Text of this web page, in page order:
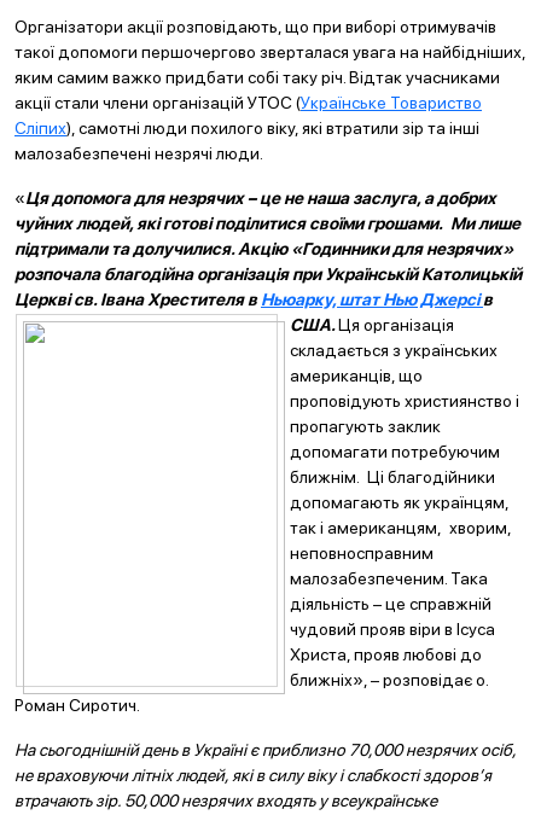
Організатори акції розповідають, що при виборі отримувачів
такої допомоги першочергово зверталася увага на найбідніших,
яким самим важко придбати собі таку річ. Відтак учасниками
акції стали члени організацій УТОС (Українське Товариство
Сліпих), самотні люди похилого віку, які втратили зір та інші
малозабезпечені незрячі люди.
«Ця допомога для незрячих – це не наша заслуга, а добрих
чуйних людей, які готові поділитися своїми грошами. Ми лише
підтримали та долучилися. Акцію «Годинники для незрячих»
розпочала благодійна організація при Українській Католицькій
Церкві св. Івана Хрестителя вНьюарку, штат Нью Джерсів
США.Ця організація
складається з українських
американців, що
проповідують християнство і
пропагують заклик
допомагати потребуючим
ближнім. Ці благодійники
допомагають як українцям,
так і американцям, хворим,
неповносправним
малозабезпеченим. Така
діяльність – це справжній
чудовий прояв віри в Ісуса
Христа, прояв любові до
ближніх», – розповідає о.
Роман Сиротич.
На сьогоднішній день в Україні є приблизно 70,000 незрячих осіб,
не враховуючи літніх людей, які в силу віку і слабкості здоров’я
втрачають зір. 50,000 незрячих входять у всеукраїнське